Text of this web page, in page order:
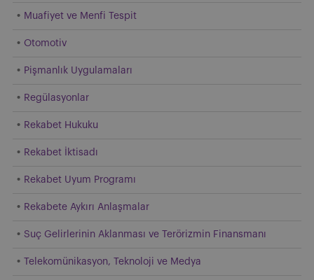
Muafiyet ve Menfi Tespit
Otomotiv
Pişmanlık Uygulamaları
Regülasyonlar
Rekabet Hukuku
Rekabet İktisadı
Rekabet Uyum Programı
Rekabete Aykırı Anlaşmalar
Suç Gelirlerinin Aklanması ve Terörizmin Finansmanı
Telekomünikasyon, Teknoloji ve Medya